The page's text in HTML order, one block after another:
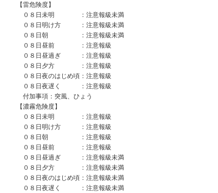
【雷危険度】
０８日未明 ：注意報級未満
０８日明け方 ：注意報級未満
０８日朝 ：注意報級未満
０８日昼前 ：注意報級
０８日昼過ぎ ：注意報級
０８日夕方 ：注意報級
０８日夜のはじめ頃：注意報級
０８日夜遅く ：注意報級
付加事項：突風、ひょう
【濃霧危険度】
０８日未明 ：注意報級
０８日明け方 ：注意報級
０８日朝 ：注意報級
０８日昼前 ：注意報級
０８日昼過ぎ ：注意報級未満
０８日夕方 ：注意報級未満
０８日夜のはじめ頃：注意報級未満
０８日夜遅く ：注意報級未満